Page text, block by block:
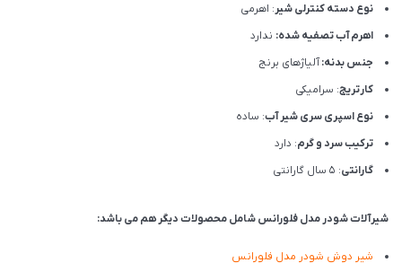
نوع دسته کنترلی شیر: اهرمی
اهرم آب تصفیه شده: ندارد
جنس بدنه:آلیاژهای برنج
کارتریج: سرامیکی
نوع اسپری سری شیر آب: ساده
ترکیب سرد و گرم: دارد
گارانتی: 5 سال گارانتی
شیرآلات شودر مدل فلورانس شامل محصولات دیگر هم می باشد:
شیر دوش شودر مدل فلورانس